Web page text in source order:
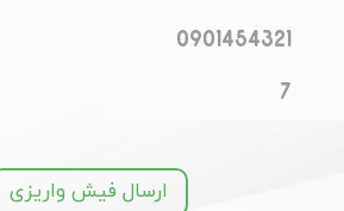
0901454321
7
ارسال فیش واریزی